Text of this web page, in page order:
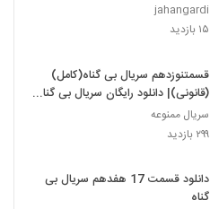
بیستم -(online)(HD)
jahangardi
۱۵ بازدید
قسمتنوزدهم سریال بی گناه(کامل)
(قانونی)| دانلود رایگان سریال بی گناه
قسمت 19 -قسمت نوزدهم -
(online)(HD)
سریال ممنوعه
۲۹۹ بازدید
دانلود قسمت 17 هفدهم سریال بی
گناه